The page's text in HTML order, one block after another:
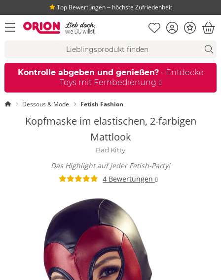
Top Bewertungen ‒ höchste Zufriedenheit
Menü öffnen Merkliste
KontoBonus
Kontrolle abgeben und genießen?- Entdecke
Toys mit Fernbedienung
StartseiteDessous & Mode Fetish Fashion
Kopfmaske im elastischen, 2-farbigen
Mattlook
Bad Kitty
Das Highlight auf jeder Fetish-Party!
4 Bewertungen